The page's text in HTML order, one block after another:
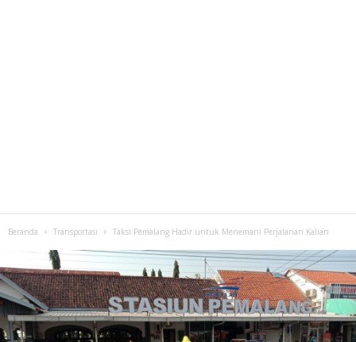
Beranda Transportasi Taksi Pemalang Hadir untuk Menemani Perjalanan Kalian